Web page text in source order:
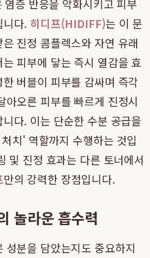
증 반응을 악화시키고 피부
다. 히디프(HIDIFF)는 이 문
진정 콤플렉스와 자연 유래
피부에 닿는 즉시 열감을 효
버블이 피부를 감싸며 즉각
아오른 피부를 빠르게 진정시
다. 이는 단순한 수분 공급을
치' 역할까지 수행하는 것입
및 진정 효과는 다른 토너에서
만의 강력한 장점입니다.
놀라운 흡수력
성분을 담았는지도 중요하지